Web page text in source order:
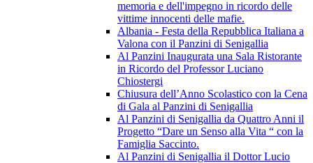
memoria e dell'impegno in ricordo delle
vittime innocenti delle mafie.
Albania - Festa della Repubblica Italiana a
Valona con il Panzini di Senigallia
Al Panzini Inaugurata una Sala Ristorante
in Ricordo del Professor Luciano
Chiostergi
Chiusura dell’Anno Scolastico con la Cena
di Gala al Panzini di Senigallia
Al Panzini di Senigallia da Quattro Anni il
Progetto “Dare un Senso alla Vita “ con la
Famiglia Saccinto.
Al Panzini di Senigallia il Dottor Lucio